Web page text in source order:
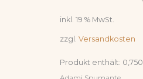
inkl. 19 % MwSt.
zzgl. Versandkosten
Produkt enthält: 0,750